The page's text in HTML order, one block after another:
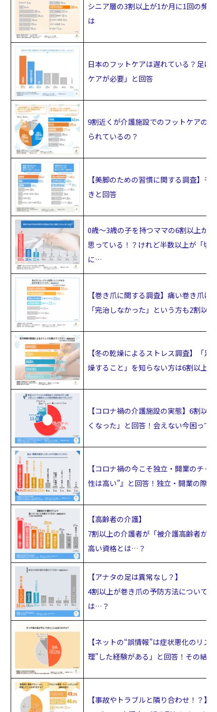
シニア層の3割以上が1か月に1回の頻
は
日本のフットケアは遅れている？足は
ケアが必要」と回答
9割近くが介護施設でのフットケアの
られているの？
【美脚のための習慣に関する調査】
きと回答
0歳～3歳の子を持つママの6割以上が
思っている！？けれど半数以上が「切
に…
【巻き爪に関する調査】痛い巻き爪
「完治しなかった」という方も2割以
【冬の乾燥によるストレス調査】「
燥すること」を知らない方は6割以上
【コロナ禍の介護施設の実態】6割以
くなった」と回答！会えない今困っ
【コロナ禍の今こそ独立・開業のチ
性は高い”』と回答！独立・開業の際
【高齢者の介護】
7割以上の介護者が「被介護高齢者が“
高い資格とは…？
【アナタの足は異常なし？】
4割以上が巻き爪の予防方法について
は…？
【ネットの“誤情報”は症状悪化のリ
理”した経験がある」と回答！その結
【事故やトラブルと隣り合わせ！？